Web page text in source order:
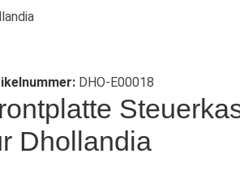
DHO-E00018
Dhollandia